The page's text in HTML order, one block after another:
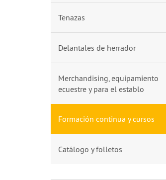
Tenazas
Delantales de herrador
Merchandising, equipamiento
ecuestre y para el establo
Formación continua y cursos
Catálogo y folletos